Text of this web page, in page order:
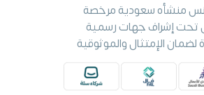
منشأه سعودية مرخصة
تحت إشراف جهات رسمية
الإمتثال والموثوقية